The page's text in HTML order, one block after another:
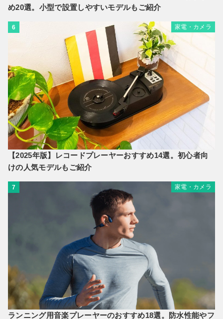
め20選。小型で設置しやすいモデルもご紹介
6 家電・カメラ
【2025年版】レコードプレーヤーおすすめ14選。初心者向
けの人気モデルもご紹介
7 家電・カメラ
ランニング用音楽プレーヤーのおすすめ18選。防水性能やフ